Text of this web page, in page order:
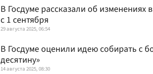
В Госдуме рассказали об изменениях
с 1 сентября
29 августа 2025, 06:54
В Госдуме оценили идею собирать с
десятину»
14 августа 2025, 08:30